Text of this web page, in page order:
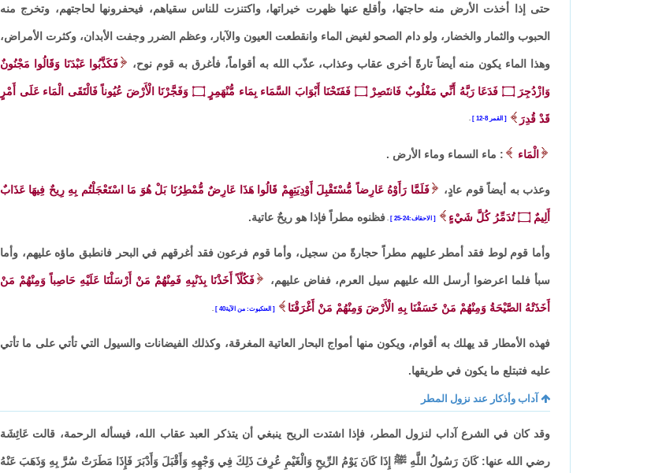
حتى إذا أخذت الأرض منه حاجتها، وأقلع عنها ظهرت خيراتها، واكتنزت للناس سقياهم، فيحفرونها لحاجتهم، وتخرج منه
الحبوب والثمار والخضار، ولو دام الصحو لغيض الماء وانقطعت العيون والآبار، وعظم الضرر وجفت الأبدان، وكثرت الأمراض،
وهذا الماء يكون منه أيضاً تارةً أخرى عقاب وعذاب، عذّب الله به أقواماًَ، فأغرق به قوم نوح، فَكَذَّبُوا عَبْدَنَا وَقَالُوا مَجْنُونٌ
وَازْدُجِرَ ۝ فَدَعَا رَبَّهُ أَنِّي مَغْلُوبٌ فَانتَصِرْ۝ فَفَتَحْنَا أَبْوَابَ السَّمَاء بِمَاء مُّنْهَمِرٍ ۝ وَفَجَّرْنَا الْأَرْضَ عُيُوناً فَالْتَقَى الْمَاء عَلَى أَمْرٍ
قَدْ قُدِرَ القمر 8-12
الْمَاء : ماء السماء وماء الأرض .
وعذب به أيضاً قوم عادٍ، فَلَمَّا رَأَوْهُ عَارِضاً مُّسْتَقْبِلَ أَوْدِيَتِهِمْ قَالُوا هَذَا عَارِضٌ مُّمْطِرُنَا بَلْ هُوَ مَا اسْتَعْجَلْتُم بِهِ رِيحٌ فِيهَا عَذَابٌ
أَلِيمٌ ۝ تُدَمِّرُ كُلَّ شَيْءٍ الاحقاف:24-25 . فظنوه مطراً فإذا هو ريحٌ عاتية.
وأما قوم لوط فقد أمطر عليهم مطراً حجارةً من سجيل، وأما قوم فرعون فقد أغرقهم في البحر فانطبق ماؤه عليهم، وأما
سبأ فلما اعرضوا أرسل الله عليهم سيل العرم، ففاض عليهم، فَكُلّاً أَخَذْنَا بِذَنْبِهِ فَمِنْهُمْ مَنْ أَرْسَلْنَا عَلَيْهِ حَاصِباً وَمِنْهُمْ مَنْ
أَخَذَتْهُ الصَّيْحَةُ وَمِنْهُمْ مَنْ خَسَفْنَا بِهِ الْأَرْضَ وَمِنْهُمْ مَنْ أَغْرَقْنَا العنكبوت: من الآية40 .
فهذه الأمطار قد يهلك به أقوام، ويكون منها أمواج البحار العاتية المغرقة، وكذلك الفيضانات والسيول التي تأتي على ما تأتي
عليه فتبتلع ما يكون في طريقها.
آداب وأذكار عند نزول المطر
وقد كان في الشرع آداب لنزول المطر، فإذا اشتدت الريح ينبغي أن يتذكر العبد عقاب الله، فيسأله الرحمة، قالت عَائِشَة
رضي الله عنها: كَانَ رَسُولُ اللَّهِ ﷺ إِذَا كَانَ يَوْمُ الرِّيحِ وَالْغَيْمِ عُرِفَ ذَلِكَ فِي وَجْهِهِ وَأَقْبَلَ وَأَدْبَرَ فَإِذَا مَطَرَتْ سُرَّ بِهِ وَذَهَبَ عَنْهُ